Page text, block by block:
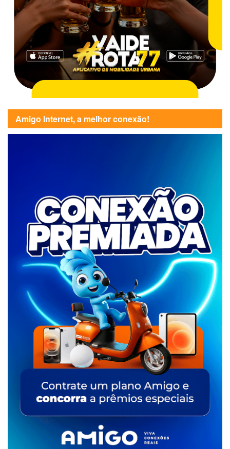
Amigo Internet, a melhor conexão!